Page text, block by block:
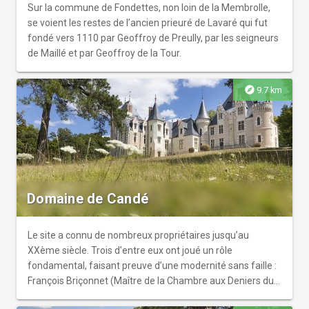
Sur la commune de Fondettes, non loin de la Membrolle,
se voient les restes de l’ancien prieuré de Lavaré qui fut
fondé vers 1110 par Geoffroy de Preully, par les seigneurs
de Maillé et par Geoffroy de la Tour.
explore 9.7 km
Domaine de Candé
Le site a connu de nombreux propriétaires jusqu’au
XXème siècle. Trois d’entre eux ont joué un rôle
fondamental, faisant preuve d’une modernité sans faille :
François Briçonnet (Maître de la Chambre aux Deniers du